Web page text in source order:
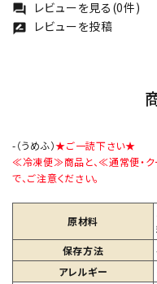
forum レビューを見る(0件)
rate_review レビューを投稿
-（うめふ）★ご一読下さい★
≪冷凍便≫商品と、≪通常便・
で、ご注意ください。
原材料
保存方法
アレルギー